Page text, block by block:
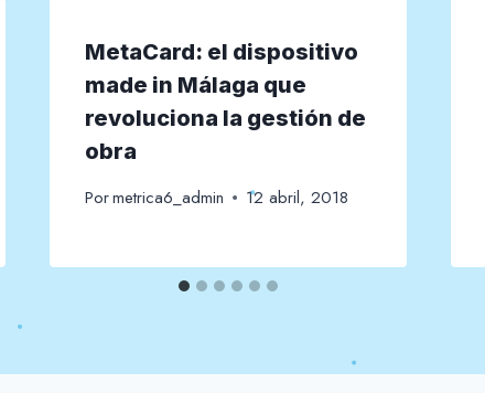
MetaCard: el dispositivo
made in Málaga que
revoluciona la gestión de
obra
Pormetrica6_admin 12 abril, 2018